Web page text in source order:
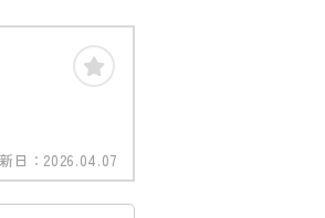
日： 2026.04.07